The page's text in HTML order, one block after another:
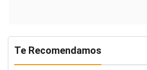
Te Recomendamos